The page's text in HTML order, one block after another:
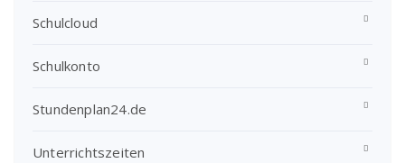
Schulcloud
Schulkonto
Stundenplan24.de
Unterrichtszeiten